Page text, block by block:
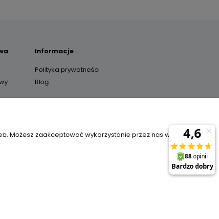
Informacje
Polityka prywatności
Blog
Możesz zaakceptować wykorzystanie przez nas wszystkich